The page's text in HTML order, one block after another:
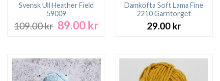
Svensk Ull Heather Field
59009
109.00kr Det
109.00 kr.
89.00 krDet
89.00 kr.
Damkofta Soft Lama Fine
2210 Garntorget
29.00 kr